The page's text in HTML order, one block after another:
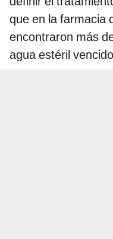
que en la farmacia
encontraron más
agua estéril